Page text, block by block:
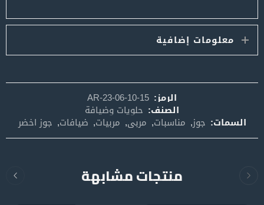
معلومات إضافية
الرمز: AR-23-06-10-15
الصنف: حلويات وضيافة
السمات: جوز, مناسبات, مربى, مربيات, ضيافات, جوز اخضر
منتجات مشابهة